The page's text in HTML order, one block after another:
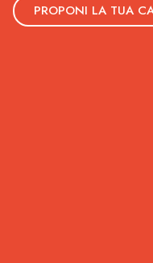
PROPONI LA TUA